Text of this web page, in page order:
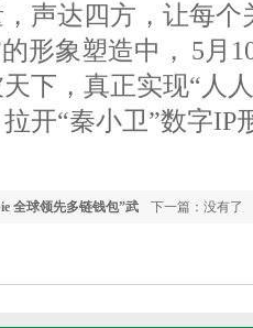
声达四方，让每个
形象塑造中， 5月
下，真正实现“人
开“秦小卫”数字IP
下一篇：没有了
全球领先多链钱包”武